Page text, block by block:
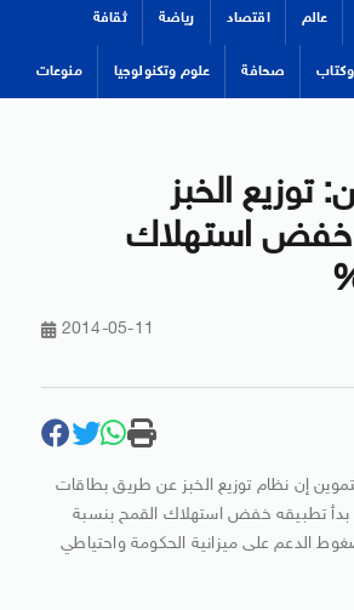
عالم اقتصاد رياضة ثقافة
صحافة علوم وتكنولوجيا منوعات
توزيع الخبز
خفض استهلاك
2014-05-11
إن نظام توزيع الخبز عن طريق بطاقات
بدأ تطبيقه خفض استهلاك القمح بنسبة
الدعم على ميزانية الحكومة واحتياطي